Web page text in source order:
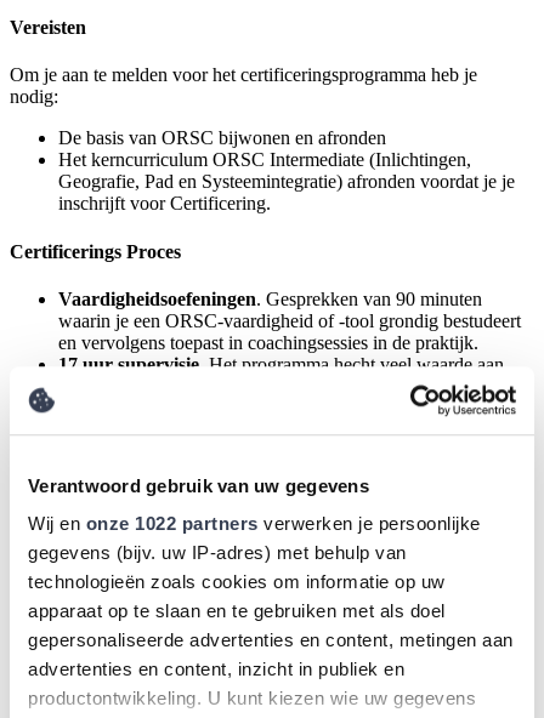
Verantwoord gebruik van uw gegevens
Wij en onze 1022 partners verwerken je persoonlijke
gegevens (bijv. uw IP-adres) met behulp van
technologieën zoals cookies om informatie op uw
apparaat op te slaan en te gebruiken met als doel
gepersonaliseerde advertenties en content, metingen aan
advertenties en content, inzicht in publiek en
productontwikkeling. U kunt kiezen wie uw gegevens
Vereisten
Om je aan te melden voor het certificeringsprogramma heb je
nodig:
De basis van ORSC bijwonen en afronden
Het kerncurriculum ORSC Intermediate (Inlichtingen,
Geografie, Pad en Systeemintegratie) afronden voordat je je
inschrijft voor Certificering.
Certificerings Proces
Vaardigheidsoefeningen. Gesprekken van 90 minuten
waarin je een ORSC-vaardigheid of -tool grondig bestudeert
en vervolgens toepast in coachingsessies in de praktijk.
17 uur supervisie . Het programma hecht veel waarde aan
supervisie met vijf uur groepssupervisie (leren van elkaars
coachingsopnamen), zes uur live supervisie over
teamcoaching (met gebruik van scenario's) en zes uur
medestudenten om de stof te bespreken en een community te
creëren.
Wereldwerkproject
. Het wereldwerkproject stelt je in staat
om de ORSC-materialen toe te passen in de echte wereld en
jezelf te ontwikkelen als een change agent. Het project kan zo
bescheiden of ambitieus zijn als je zelf wilt.
100 uur coaching
. Studenten hebben een jaar de tijd om hun
uren te voltooien en de praktijkvereiste ondersteunt je bij het
oversteken van de rand om een succesvolle ORSC-
beoefenaar te worden.
Residentiële driedaagse training
in groepsprocessen met je